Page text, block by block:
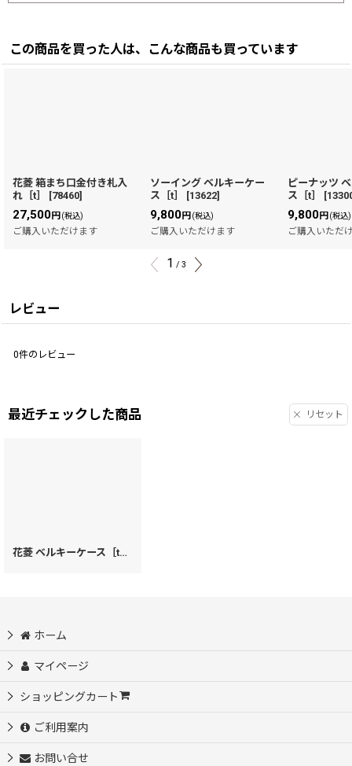
この商品を買った人は、こんな商品も買っています
花菱 箱まち口金付き札入
れ［t］
[78460]
27,500円 (税込)
ご購入いただけます
ソーイング ベルキーケー
ス［t］
[13622]
9,800円 (税込)
ご購入いただけます
ピーナッツ
ス［t］
[
9,800円 (税込)
ご購入いただ
1 / 3
レビュー
0件のレビュー
最近チェックした商品 リセット
花菱 ベルキーケース［t］
ホーム
マイページ
ショッピングカート
ご利用案内
お問い合せ